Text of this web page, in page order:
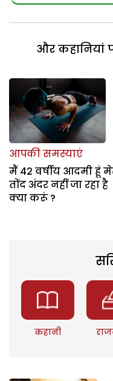
और कहानियां
आपकी समस्याएं
मैं 42 वर्षीय आदमी हूं
तोंद अंदर नहीं जा रहा है
क्या करूं ?
कहानी